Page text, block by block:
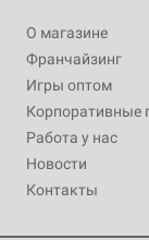
О магазине
Франчайзинг
Игры оптом
Корпоративные
Работа у нас
Новости
Контакты